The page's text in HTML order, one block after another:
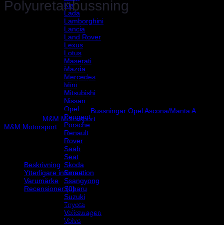
Kia
Lada
Lamborghini
Lancia
Land Rover
Lexus
Lotus
Maserati
Mazda
Mercedes
Mini
Mitsubishi
Nissan
Opel
Peugeot
Porsche
Renault
Rover
Saab
Seat
Skoda
Smart
Ssangyong
Subaru
Suzuki
Toyota
Volkswagen
Volvo
Polyuretanbussning
M&M Motorsport polyuretanbussningar, yttre
krängningshämmarbussning till Opel Ascona A. Säljs i en
förpackning innehållande 2 styck bussningar.
Kategori: Bussningar Opel Ascona/Manta A
M&M Motorsport
M&M Motorsport
Beskrivning
Ytterligare information
Varumärke
Recensioner (0)
M&M Motorsport polyuretanbussningar, yttre
krängningshämmarbussning till Opel Ascona A. Säljs i en
förpackning innehållande 2 styck bussningar.